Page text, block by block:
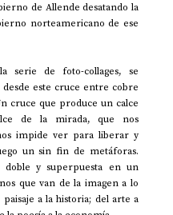
de Allende desatando la
norteamericano de ese
serie de foto-collages, se
este cruce entre cobre
cruce que produce un calce
de la mirada, que nos
impide ver para liberar y
un sin fin de metáforas.
doble y superpuesta en un
que van de la imagen a lo
a la historia; del arte a